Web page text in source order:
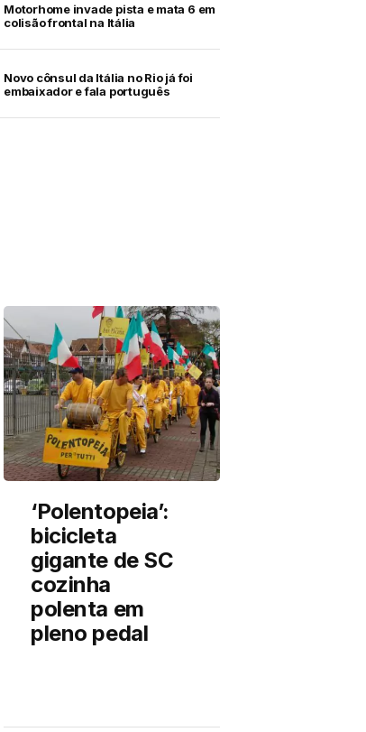
Motorhome invade pista e mata 6 em
colisão frontal na Itália
Novo cônsul da Itália no Rio já foi
embaixador e fala português
‘Polentopeia’:
bicicleta
gigante de SC
cozinha
polenta em
pleno pedal